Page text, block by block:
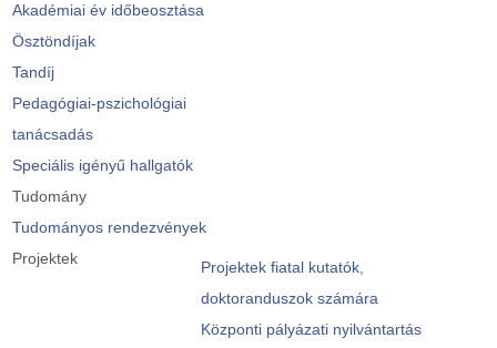
Akadémiai év időbeosztása
Ösztöndíjak
Tandíj
Pedagógiai-pszichológiai
tanácsadás
Speciális igényű hallgatók
Tudomány
Tudományos rendezvények
Projektek
Projektek fiatal kutatók,
doktoranduszok számára
Központi pályázati nyilvántartás